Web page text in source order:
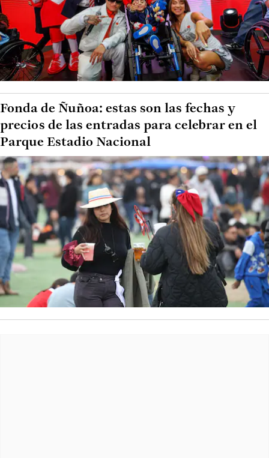
Fonda de Ñuñoa: estas son las fechas y
precios de las entradas para celebrar en el
Parque Estadio Nacional